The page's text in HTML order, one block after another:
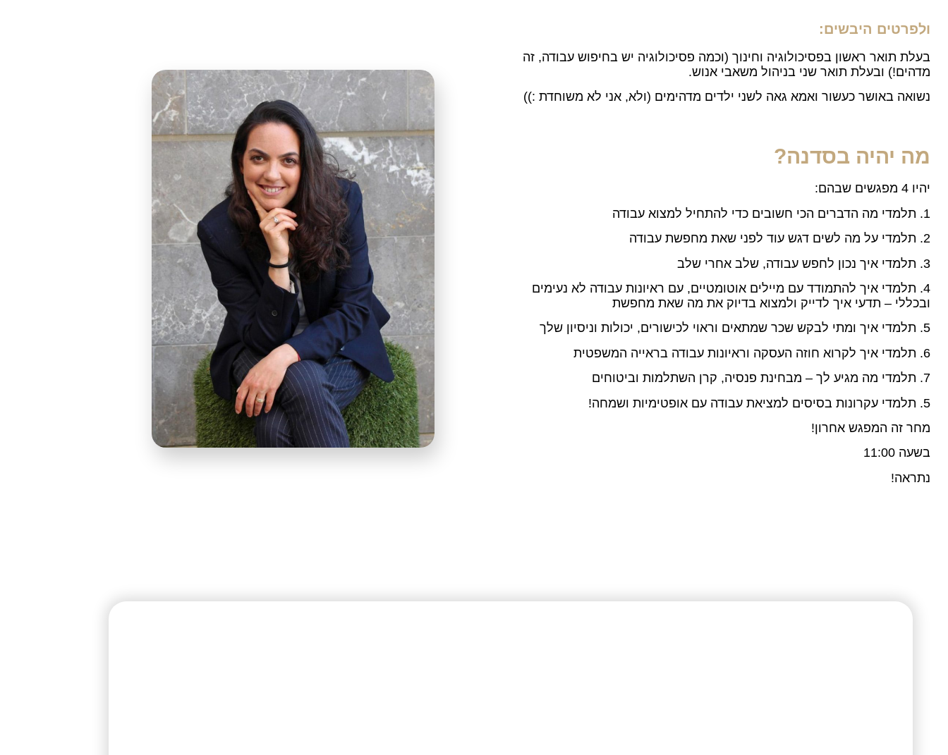
ולפרטים היבשים:
בעלת תואר ראשון בפסיכולוגיה וחינוך (וכמה פסיכולוגיה יש בחיפוש עבודה, זה
מדהים!) ובעלת תואר שני בניהול משאבי אנוש.
נשואה באושר כעשור ואמא גאה לשני ילדים מדהימים (ולא, אני לא משוחדת :))
מה יהיה בסדנה?
יהיו 4 מפגשים שבהם:
1. תלמדי מה הדברים הכי חשובים כדי להתחיל למצוא עבודה
2. תלמדי על מה לשים דגש עוד לפני שאת מחפשת עבודה
3. תלמדי איך נכון לחפש עבודה, שלב אחרי שלב
4. תלמדי איך להתמודד עם מיילים אוטומטיים, עם ראיונות עבודה לא נעימים
ובכללי – תדעי איך לדייק ולמצוא בדיוק את מה שאת מחפשת
5. תלמדי איך ומתי לבקש שכר שמתאים וראוי לכישורים, יכולות וניסיון שלך
6. תלמדי איך לקרוא חוזה העסקה וראיונות עבודה בראייה המשפטית
7. תלמדי מה מגיע לך – מבחינת פנסיה, קרן השתלמות וביטוחים
5. תלמדי עקרונות בסיסים למציאת עבודה עם אופטימיות ושמחה!
מחר זה המפגש אחרון!
בשעה 11:00
נתראה!